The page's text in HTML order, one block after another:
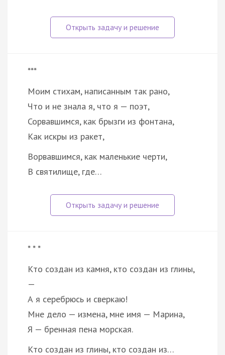
***
Моим стихам, написанным так рано,
Что и не знала я, что я — поэт,
Сорвавшимся, как брызги из фонтана,
Как искры из ракет,
Ворвавшимся, как маленькие черти,
В святилище, где…
* * *
Кто создан из камня, кто создан из глины,
—
А я серебрюсь и сверкаю!
Мне дело — измена, мне имя — Марина,
Я — бренная пена морская.
Кто создан из глины, кто создан из…